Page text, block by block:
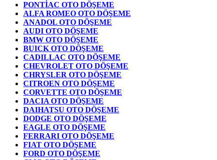
PONTİAC OTO DÖŞEME
ALFA ROMEO OTO DÖŞEME
ANADOL OTO DÖŞEME
AUDI OTO DÖŞEME
BMW OTO DÖŞEME
BUICK OTO DÖŞEME
CADILLAC OTO DÖŞEME
CHEVROLET OTO DÖŞEME
CHRYSLER OTO DÖŞEME
CITROEN OTO DÖŞEME
CORVETTE OTO DÖŞEME
DACIA OTO DÖŞEME
DAIHATSU OTO DÖŞEME
DODGE OTO DÖŞEME
EAGLE OTO DÖŞEME
FERRARI OTO DÖŞEME
FIAT OTO DÖŞEME
FORD OTO DÖŞEME